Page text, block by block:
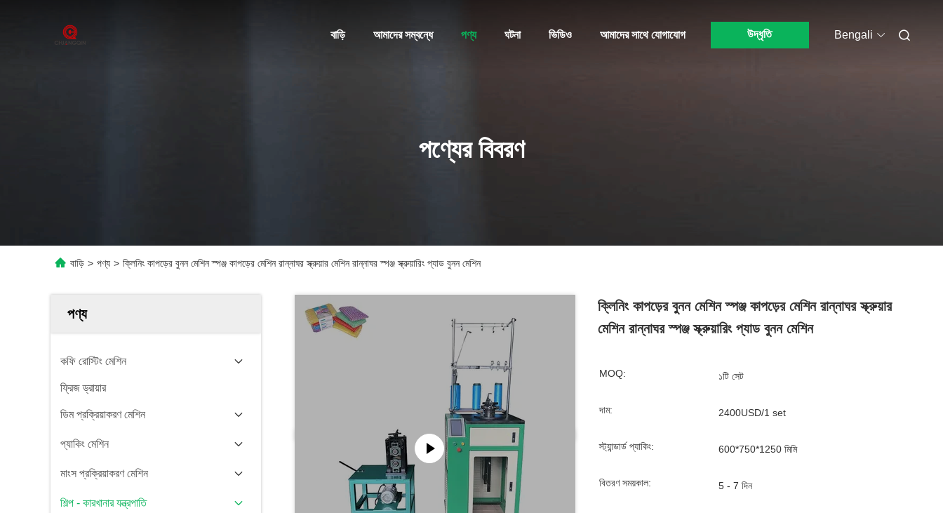
বাড়ি আমাদের সম্বন্ধে পণ্য ঘটনা ভিডিও আমাদের সাথে যোগাযোগ উদ্ধৃতি Bengali
পণ্যের বিবরণ
বাড়ি > পণ্য > ক্লিনিং কাপড়ের বুনন মেশিন স্পঞ্জ কাপড়ের মেশিন রান্নাঘর স্ক্রুয়ার মেশিন রান্নাঘর স্পঞ্জ স্ক্রুয়ারিং প্যাড বুনন মেশিন
পণ্য
কফি রোস্টিং মেশিন
ফ্রিজ ড্রায়ার
ডিম প্রক্রিয়াকরণ মেশিন
প্যাকিং মেশিন
মাংস প্রক্রিয়াকরণ মেশিন
শিল্প - কারখানার যন্ত্রপাতি
ক্লিনিং কাপড়ের বুনন মেশিন স্পঞ্জ কাপড়ের মেশিন রান্নাঘর স্ক্রুয়ার
মেশিন রান্নাঘর স্পঞ্জ স্ক্রুয়ারিং প্যাড বুনন মেশিন
MOQ: ১টি সেট
দাম: 2400USD/1 set
স্ট্যান্ডার্ড প্যাকিং: 600*750*1250 মিমি
বিতরণ সময়কাল: 5 - 7 দিন